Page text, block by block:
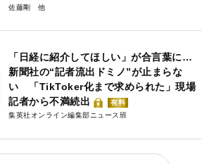
佐藤剛
「日経に紹介してほしい」が合言葉に…
新聞社の“記者流出ドミノ”が止まらな
い 「TikToker化まで求められた」現場
記者から不満続出
有料
集英社オンライン編集部ニュース班